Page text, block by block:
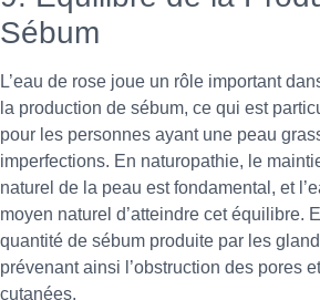
Sébum
L’eau de rose joue un rôle important
la production de sébum, ce qui est
pour les personnes ayant une peau
imperfections. En naturopathie, le
naturel de la peau est fondamental, et
moyen naturel d’atteindre cet équilibre.
quantité de sébum produite par les
prévenant ainsi l’obstruction des pores
cutanées.